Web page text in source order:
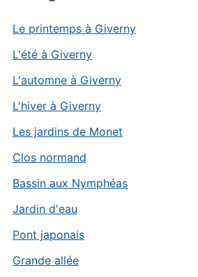
Le printemps à Giverny
L'été à Giverny
L'automne à Giverny
L'hiver à Giverny
Les jardins de Monet
Clos normand
Bassin aux Nymphéas
Jardin d'eau
Pont japonais
Grande allée